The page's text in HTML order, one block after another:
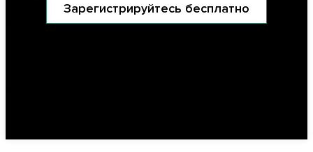
Зарегистрируйтесь бесплатно